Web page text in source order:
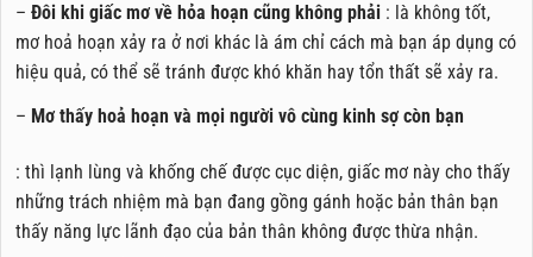
– Đôi khi giấc mơ về hỏa hoạn cũng không phải : là không tốt,
mơ hoả hoạn xảy ra ở nơi khác là ám chỉ cách mà bạn áp dụng có
hiệu quả, có thể sẽ tránh được khó khăn hay tổn thất sẽ xảy ra.
– Mơ thấy hoả hoạn và mọi người vô cùng kinh sợ còn bạn
: thì lạnh lùng và khống chế được cục diện, giấc mơ này cho thấy
những trách nhiệm mà bạn đang gồng gánh hoặc bản thân bạn
thấy năng lực lãnh đạo của bản thân không được thừa nhận.